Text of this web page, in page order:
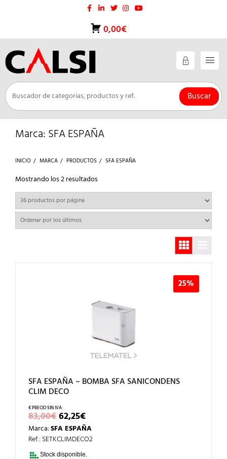
0,00€
Buscar
Marca: SFA ESPAÑA
INICIO MARCA PRODUCTOS SFA ESPAÑA
Mostrando los 2 resultadosOrdenado
por
últimos
25%
SFA ESPAÑA – BOMBA SFA SANICONDENS
CLIM DECO
83,00€EL
PRECIO
ORIGINAL
ERA:
83,00€.
62,25€EL
PRECIO
ACTUAL
ES:
Marca:SFA ESPAÑA
Ref.: SETKCLIMDECO2
Stock disponible.